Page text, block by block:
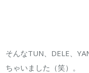
そんなTUN、DELE、
ちゃいました（笑）。